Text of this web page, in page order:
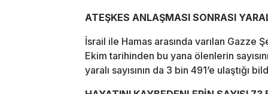
ATEŞKES ANLAŞMASI SONRASI
İsrail ile Hamas arasında varılan Gazze
Ekim tarihinden bu yana ölenlerin
yaralı sayısının da 3 bin 491’e ulaştığı